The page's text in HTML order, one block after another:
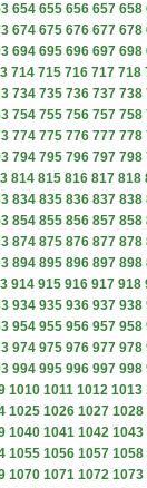
654 655 656 657 658
674 675 676 677 678
694 695 696 697 698
714 715 716 717 718
734 735 736 737 738
754 755 756 757 758
774 775 776 777 778
794 795 796 797 798
814 815 816 817 818
834 835 836 837 838
854 855 856 857 858
874 875 876 877 878
894 895 896 897 898
914 915 916 917 918
934 935 936 937 938
954 955 956 957 958
974 975 976 977 978
994 995 996 997 998
1010 1011 1012 1013
1025 1026 1027 1028
1040 1041 1042 1043
1055 1056 1057 1058
1070 1071 1072 1073